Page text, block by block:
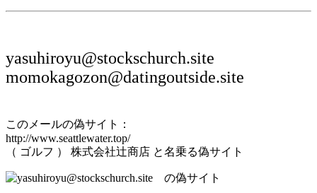
yasuhiroyu@stockschurch.site
momokagozon@datingoutside.site
このメールの偽サイト：
http://www.seattlewater.top/
（ ゴルフ ） 株式会社辻商店 と名乗る偽サイト